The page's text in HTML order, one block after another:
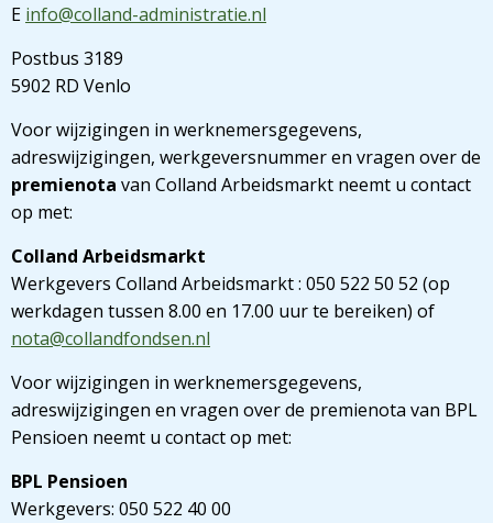
E info@colland-administratie.nl
Postbus 3189
5902 RD Venlo
Voor wijzigingen in werknemersgegevens,
adreswijzigingen, werkgeversnummer en vragen over de
premienota van Colland Arbeidsmarkt neemt u contact
op met:
Colland Arbeidsmarkt
Werkgevers Colland Arbeidsmarkt : 050 522 50 52 (op
werkdagen tussen 8.00 en 17.00 uur te bereiken) of
nota@collandfondsen.nl
Voor wijzigingen in werknemersgegevens,
adreswijzigingen en vragen over de premienota van BPL
Pensioen neemt u contact op met:
BPL Pensioen
Werkgevers: 050 522 40 00